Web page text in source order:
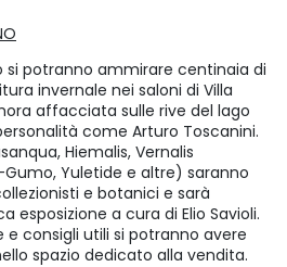
si potranno ammirare centinaia di
invernale nei saloni di Villa
affacciata sulle rive del lago
come Arturo Toscanini.
Hiemalis, Vernalis
Yuletide e altre) saranno
e botanici e sarà
esposizione a cura di Elio Savioli.
consigli utili si potranno avere
spazio dedicato alla vendita.